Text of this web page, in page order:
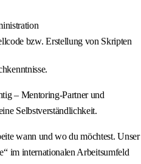
bzw. Erstellung von Skripten
– Mentoring-Partner und
Selbstverständlichkeit.
wann und wo du möchtest. Unser
im internationalen Arbeitsumfeld